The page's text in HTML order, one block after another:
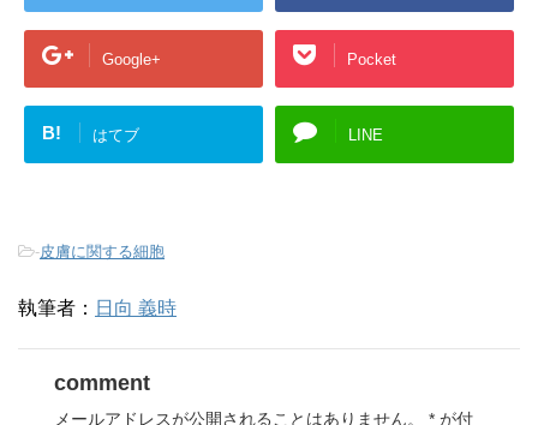
Google+ Pocket
B! はてブ LINE
-皮膚に関する細胞
執筆者： 日向 義時
comment
メールアドレスが公開されることはありません。 * が付